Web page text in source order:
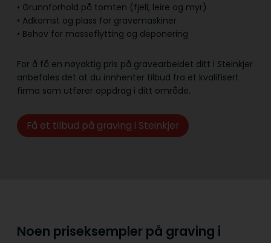
• Grunnforhold på tomten (fjell, leire og myr)
• Adkomst og plass for gravemaskiner
• Behov for masseflytting og deponering
For å få en nøyaktig pris på gravearbeidet ditt i Steinkjer
anbefales det at du innhenter tilbud fra et kvalifisert
firma som utfører oppdrag i ditt område.
Få et tilbud på graving i Steinkjer
Noen priseksempler på graving i